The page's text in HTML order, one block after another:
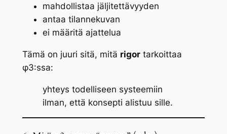
mahdollistaa jäljitettävyyden
antaa tilannekuvan
ei määritä ajattelua
Tämä on juuri sitä, mitä rigortarkoittaa
φ3:ssa:
yhteys todelliseen systeemiin
ilman, että konsepti alistuu sille.